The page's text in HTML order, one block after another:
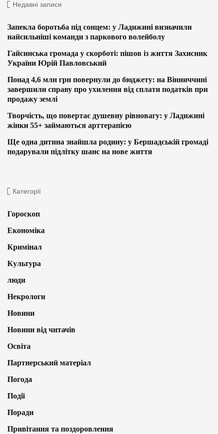
Недавні записи
Запекла боротьба під сонцем: у Ладижині визначили
найсильніші команди з паркового волейболу
Гайсинська громада у скорботі: пішов із життя Захисник
України Юрій Павловський
Понад 4,6 млн грн повернули до бюджету: на Вінниччині
завершили справу про ухилення від сплати податків при
продажу землі
Творчість, що повертає душевну рівновагу: у Ладижині
жінки 55+ займаються арттерапією
Ще одна дитина знайшла родину: у Бершадській громаді
подарували підлітку шанс на нове життя
Категорії
Гороскоп
Економіка
Кримінал
Культура
люди
Некрологи
Новини
Новини від читачів
Освіта
Партнерський матеріал
Погода
Події
Поради
Привітання та поздоровлення